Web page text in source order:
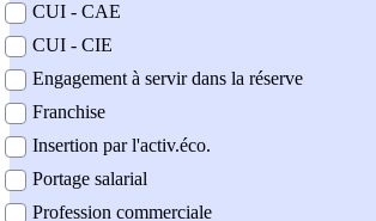
CUI - CAE
CUI - CIE
Engagement à servir dans la réserve
Franchise
Insertion par l'activ.éco.
Portage salarial
Profession commerciale